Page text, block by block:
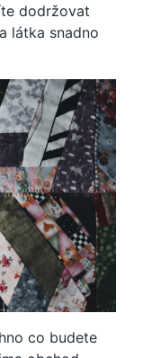
dodržovat
látka snadno
co budete